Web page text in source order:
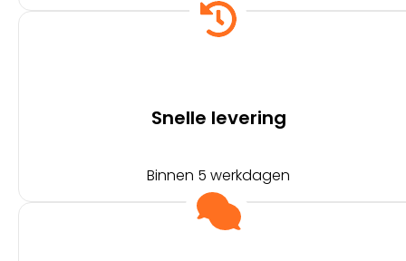
Snelle levering
Binnen 5 werkdagen